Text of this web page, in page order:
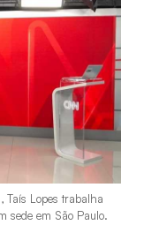
Taís Lopes trabalha
sede em São Paulo.